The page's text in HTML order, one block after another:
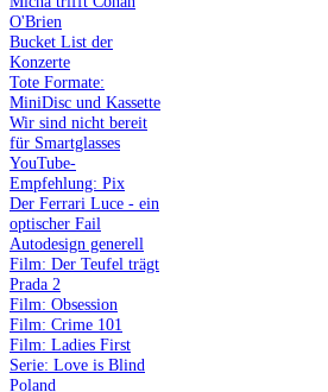
O'Brien
Bucket List der
Konzerte
Tote Formate:
MiniDisc und Kassette
Wir sind nicht bereit
für Smartglasses
YouTube-
Empfehlung: Pix
Der Ferrari Luce - ein
optischer Fail
Autodesign generell
Film: Der Teufel trägt
Prada 2
Film: Obsession
Film: Crime 101
Film: Ladies First
Serie: Love is Blind
Poland